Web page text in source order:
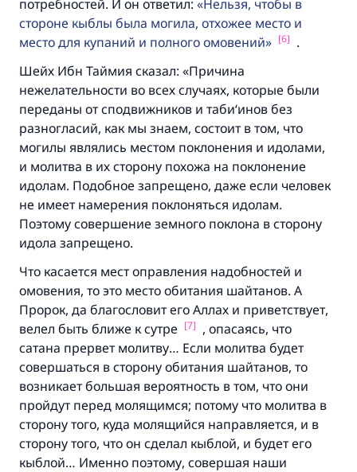
потребностей. И он ответил:
Нельзя, чтобы в
стороне кыблы была могила, отхожее место и
место для купаний и полного омовений
[6] .
Шейх Ибн Таймия сказал: «Причина
нежелательности во всех случаях, которые были
переданы от сподвижников и таби‘инов без
разногласий, как мы знаем, состоит в том, что
могилы являлись местом поклонения и идолами,
и молитва в их сторону похожа на поклонение
идолам. Подобное запрещено, даже если человек
не имеет намерения поклоняться идолам.
Поэтому совершение земного поклона в сторону
идола запрещено.
Что касается мест оправления надобностей и
омовения, то это место обитания шайтанов. А
Пророк, да благословит его Аллах и приветствует,
велел быть ближе к сутре [7] , опасаясь, что
сатана прервет молитву… Если молитва будет
совершаться в сторону обитания шайтанов, то
возникает большая вероятность в том, что они
пройдут перед молящимся; потому что молитва в
сторону того, куда молящийся направляется, и в
сторону того, что он сделал кыблой, и будет его
кыблой… Именно поэтому, совершая наши